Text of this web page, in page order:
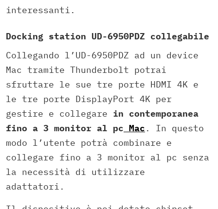
interessanti.
Docking station UD-6950PDZ collegabile
Collegando l’UD-6950PDZ ad un device
Mac tramite Thunderbolt potrai
sfruttare le sue tre porte HDMI 4K e
le tre porte DisplayPort 4K per
gestire e collegare in contemporanea
fino a 3 monitor al pc Mac . In questo
modo l’utente potrà combinare e
collegare fino a 3 monitor al pc senza
la necessità di utilizzare
adattatori.